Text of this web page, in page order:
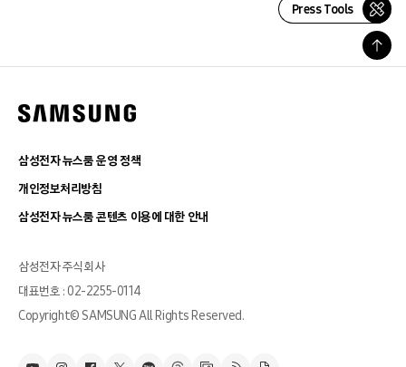
Press Tools
삼성전자 뉴스룸 운영 정책
개인정보처리방침
삼성전자 뉴스룸 콘텐츠 이용에 대한 안내
삼성전자 주식회사
대표번호 : 02-2255-0114
Copyright© SAMSUNG All Rights Reserved.